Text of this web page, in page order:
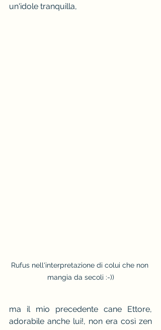
un'idole tranquilla,
Rufus nell'interpretazione di colui che non
mangia da secoli :-))
ma il mio precedente cane Ettore,
adorabile anche lui!, non era così zen